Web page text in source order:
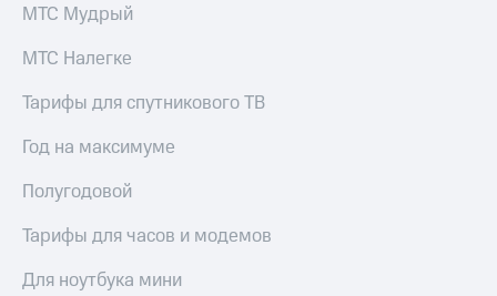
Настройки
автоплатежа
номер
оператора
Оплата
и
МТС Мудрый
МТС Налегке
Тарифы для спутникового ТВ
Год на максимуме
Полугодовой
Тарифы для часов и модемов
Для ноутбука мини